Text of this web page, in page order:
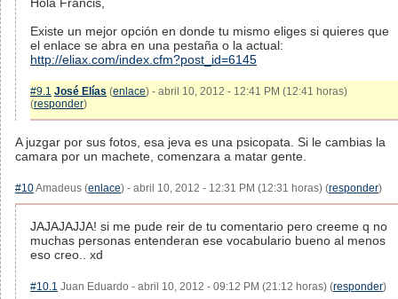
Existe un mejor opción en donde tu mismo eliges si quieres que
el enlace se abra en una pestaña o la actual:
http://eliax.com/index.cfm?post_id=6145
#9.1 José Elías (enlace) - abril 10, 2012 - 12:41 PM (12:41 horas)
(responder)
A juzgar por sus fotos, esa jeva es una psicopata. Si le cambias la
camara por un machete, comenzara a matar gente.
#10Amadeus (enlace) - abril 10, 2012 - 12:31 PM (12:31 horas) (responder)
JAJAJAJJA! si me pude reir de tu comentario pero creeme q no
muchas personas entenderan ese vocabulario bueno al menos
eso creo.. xd
#10.1 Juan Eduardo - abril 10, 2012 - 09:12 PM (21:12 horas) (responder)